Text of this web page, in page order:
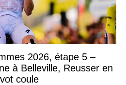
2026, étape 5 –
à Belleville, Reusser en
coule